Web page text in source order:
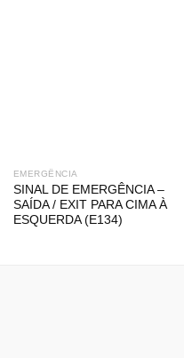
EMERGÊNCIA
SINAL DE EMERGÊNCIA –
SAÍDA / EXIT PARA CIMA À
ESQUERDA (E134)